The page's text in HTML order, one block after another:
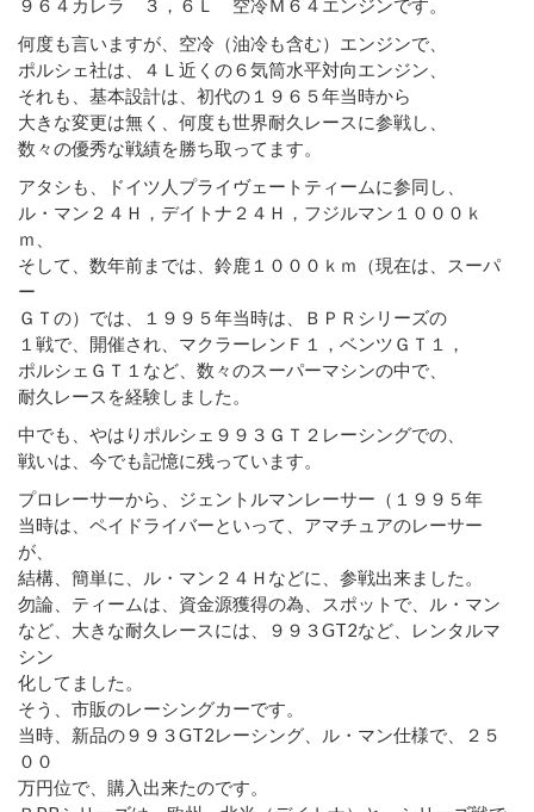
何度も言いますが、空冷（油冷も含む）エンジンで、
ポルシェ社は、４Ｌ近くの６気筒水平対向エンジン、
それも、基本設計は、初代の１９６５年当時から
大きな変更は無く、何度も世界耐久レースに参戦し、
数々の優秀な戦績を勝ち取ってます。
アタシも、ドイツ人プライヴェートティームに参同し、
ル・マン２４Ｈ，デイトナ２４Ｈ，フジルマン１０００ｋ
ｍ、
そして、数年前までは、鈴鹿１０００ｋｍ（現在は、スーパ
ー
ＧＴの）では、１９９５年当時は、ＢＰＲシリーズの
１戦で、開催され、マクラーレンＦ１，ベンツＧＴ１，
ポルシェＧＴ１など、数々のスーパーマシンの中で、
耐久レースを経験しました。
中でも、やはりポルシェ９９３ＧＴ２レーシングでの、
戦いは、今でも記憶に残っています。
プロレーサーから、ジェントルマンレーサー（１９９５年
当時は、ペイドライバーといって、アマチュアのレーサー
が、
結構、簡単に、ル・マン２４Ｈなどに、参戦出来ました。
勿論、ティームは、資金源獲得の為、スポットで、ル・マン
など、大きな耐久レースには、９９３GT2など、レンタルマ
シン
化してました。
そう、市販のレーシングカーです。
当時、新品の９９３GT2レーシング、ル・マン仕様で、２５
００
万円位で、購入出来たのです。